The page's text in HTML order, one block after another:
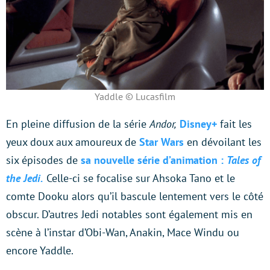
Yaddle © Lucasfilm
En pleine diffusion de la sérieAndor, Disney+ fait les
yeux doux aux amoureux de Star Wars en dévoilant les
six épisodes de sa nouvelle série d’animation : Tales of
the Jedi. Celle-ci se focalise sur Ahsoka Tano et le
comte Dooku alors qu’il bascule lentement vers le côté
obscur. D’autres Jedi notables sont également mis en
scène à l’instar d’Obi-Wan, Anakin, Mace Windu ou
encore Yaddle.